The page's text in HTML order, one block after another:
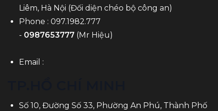
Liêm, Hà Nội (Đối diện chéo bộ công an)
Phone : 097.1982.777
- 0987653777 (Mr Hiệu)
Email :
Số 10, Đường Số 33, Phường An Phú, Thành Phố